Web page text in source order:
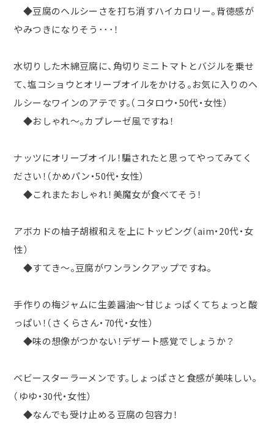
◆豆腐のヘルシーさを打ち消すハイカロリー。背徳感が
やみつきになりそう･･･！
水切りした木綿豆腐に、角切りミニトマトとバジルを乗せ
て、塩コショウとオリーブオイルをかける。お気に入りのヘ
ルシーなワインのアテです。（コタロウ・50代・女性）
◆おしゃれ～。カプレーゼ風ですね！
ナッツにオリーブオイル！騙されたと思ってやってみてく
ださい！（かめパン・50代・女性）
◆これまたおしゃれ！美魔女が食べてそう！
アボカドの柚子胡椒和えを上にトッピング（aim・20代・女
性）
◆すてき～。豆腐がワンランクアップですね。
手作りの梅ジャムに生姜醤油〜甘じょっぱくてちょっと酸
っぱい！（さくらさん・ 70代・女性）
◆味の想像がつかない！デザート感覚でしょうか？
ベビースターラーメンです。しょっぱさと食感が美味しい。
（ゆゆ・30代・女性）
◆なんでも受け止める豆腐の包容力！